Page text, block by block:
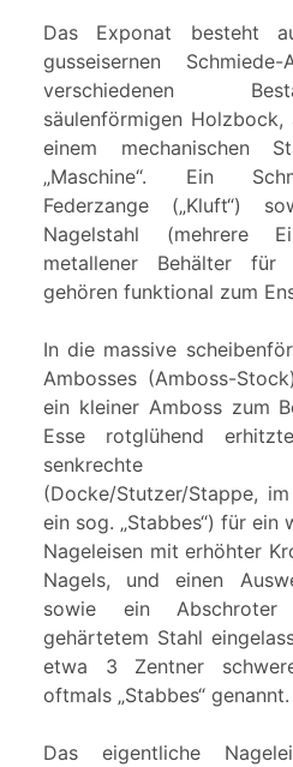
Das Exponat besteht
gusseisernen
verschiedenen
säulenförmigen
einem mechanischen
„Maschine“. Ein
Federzange („Kluft“)
Nagelstahl (mehrere
metallener Behälter für
gehören funktional zum
In die massive
Ambosses (Amboss-
ein kleiner Amboss zum
Esse rotglühend
senkrechte
(Docke/Stutzer/Stappe,
ein sog. „Stabbes“) für
Nageleisen mit erhöhter
Nagels, und einen
sowie ein Abschroter
gehärtetem Stahl
etwa 3 Zentner
oftmals „Stabbes“ genannt.
Das eigentliche